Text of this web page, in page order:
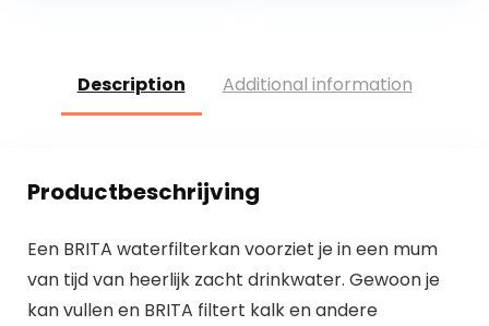
Description Additional information
Productbeschrijving
Een BRITA waterfilterkan voorziet je in een mum
van tijd van heerlijk zacht drinkwater. Gewoon je
kan vullen en BRITA filtert kalk en andere